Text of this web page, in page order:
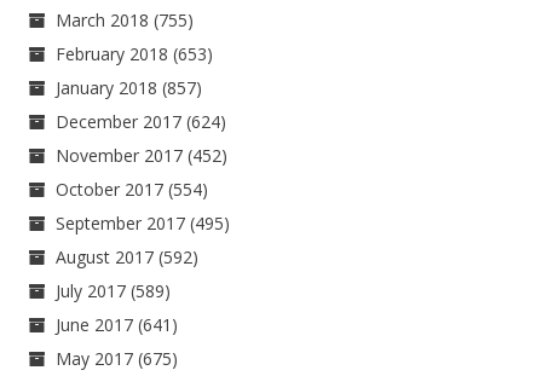
March 2018 (755)
February 2018 (653)
January 2018 (857)
December 2017 (624)
November 2017 (452)
October 2017 (554)
September 2017 (495)
August 2017 (592)
July 2017 (589)
June 2017 (641)
May 2017 (675)